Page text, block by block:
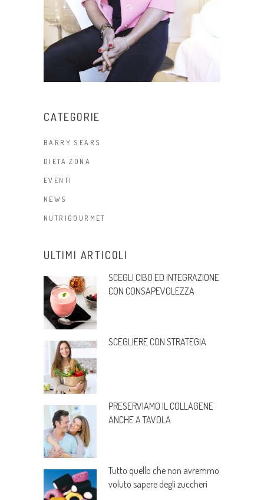
CATEGORIE
BARRY SEARS
DIETA ZONA
EVENTI
NEWS
NUTRIGOURMET
ULTIMI ARTICOLI
SCEGLI CIBO ED INTEGRAZIONE
CON CONSAPEVOLEZZA
SCEGLIERE CON STRATEGIA
PRESERVIAMO IL COLLAGENE
ANCHE A TAVOLA
Tutto quello che non avremmo
voluto sapere degli zuccheri